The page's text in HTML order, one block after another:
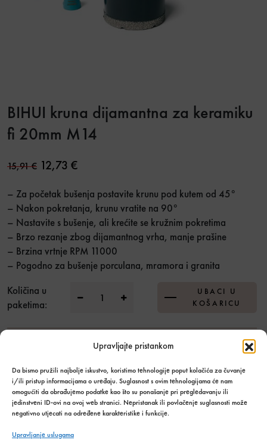
Upravljajte pristankom
Da bismo pružili najbolje iskustvo, koristimo tehnologije poput kolačića za čuvanje
i/ili pristup informacijama o uređaju. Suglasnost s ovim tehnologijama će nam
omogućiti da obrađujemo podatke kao što su ponašanje pri pregledavanju ili
jedinstveni ID-ovi na ovoj web stranici. Nepristanak ili povlačenje suglasnosti može
negativno utjecati na određene karakteristike i funkcije.
Upravljanje uslugama
BIHUI kruna dijamantna za keramiku
fi 20mm M14
15,91€ Original price was: 15,91 €.
12,73 €Current price is: 12,73 €.
– Za početak bušenja postavite krunu pod kutem od 45°
– Nakon pokretanja, krunu vratite na 90°
– Nastavite s bušenje, ali krećite se kružnim pokretima
– Brzo rezanje zbog dijamantnog vrha, manje prašine
– Brzina vrtnje RPM 11000
– Pogodno za bušenje porculana, mramora i granita
Količina u
paketima:
BIHUI kruna dijamantna za keramiku fi
UBACI U
KOŠARICU
Dodaj u listu želja
Stanje:Na zalihi
Količina zaliha: 5 kom
SKU:7213
Kategorija: Alati i oprema za keramičare,Alati i pribor